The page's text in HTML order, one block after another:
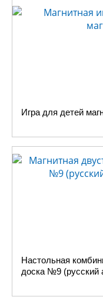
Игра для детей
Настольная
доска №9 (русский